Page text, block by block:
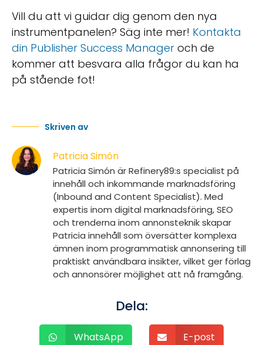
Vill du att vi guidar dig genom den nya
instrumentpanelen? Säg inte mer! Kontakta
din Publisher Success Manager och de
kommer att besvara alla frågor du kan ha
på stående fot!
Skriven av
Patricia Simón
Patricia Simón är Refinery89:s specialist på
innehåll och inkommande marknadsföring
(Inbound and Content Specialist). Med
expertis inom digital marknadsföring, SEO
och trenderna inom annonsteknik skapar
Patricia innehåll som översätter komplexa
ämnen inom programmatisk annonsering till
praktiskt användbara insikter, vilket ger förlag
och annonsörer möjlighet att nå framgång.
Dela:
WhatsApp E-post